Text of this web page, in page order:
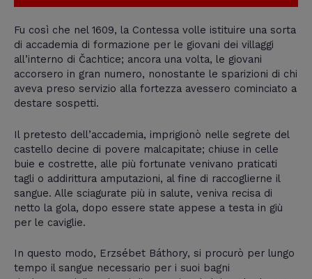
Fu così che nel 1609, la Contessa volle istituire una sorta
di accademia di formazione per le giovani dei villaggi
all’interno di Čachtice; ancora una volta, le giovani
accorsero in gran numero, nonostante le sparizioni di chi
aveva preso servizio alla fortezza avessero cominciato a
destare sospetti.
Il pretesto dell’accademia, imprigionò nelle segrete del
castello decine di povere malcapitate; chiuse in celle
buie e costrette, alle più fortunate venivano praticati
tagli o addirittura amputazioni, al fine di raccoglierne il
sangue. Alle sciagurate più in salute, veniva recisa di
netto la gola, dopo essere state appese a testa in giù
per le caviglie.
In questo modo, Erzsébet Báthory, si procurò per lungo
tempo il sangue necessario per i suoi bagni